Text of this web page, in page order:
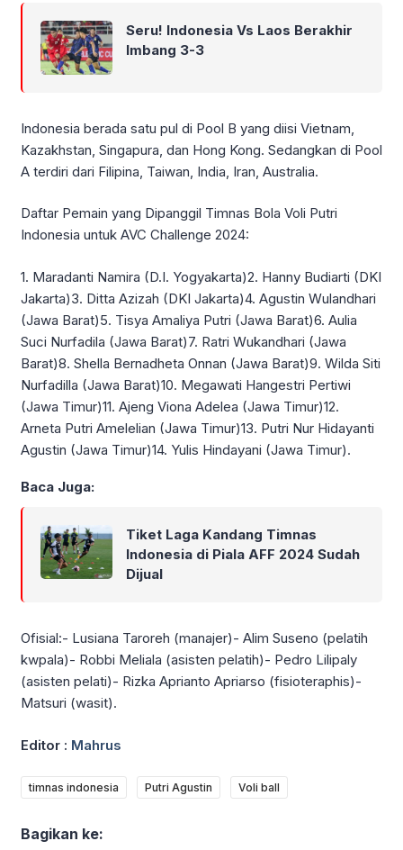
Seru! Indonesia Vs Laos Berakhir
Imbang 3-3
Indonesia berada satu pul di Pool B yang diisi Vietnam,
Kazakhstan, Singapura, dan Hong Kong. Sedangkan di Pool
A terdiri dari Filipina, Taiwan, India, Iran, Australia.
Daftar Pemain yang Dipanggil Timnas Bola Voli Putri
Indonesia untuk AVC Challenge 2024:
1. Maradanti Namira (D.I. Yogyakarta)2. Hanny Budiarti (DKI
Jakarta)3. Ditta Azizah (DKI Jakarta)4. Agustin Wulandhari
(Jawa Barat)5. Tisya Amaliya Putri (Jawa Barat)6. Aulia
Suci Nurfadila (Jawa Barat)7. Ratri Wukandhari (Jawa
Barat)8. Shella Bernadheta Onnan (Jawa Barat)9. Wilda Siti
Nurfadilla (Jawa Barat)10. Megawati Hangestri Pertiwi
(Jawa Timur)11. Ajeng Viona Adelea (Jawa Timur)12.
Arneta Putri Amelelian (Jawa Timur)13. Putri Nur Hidayanti
Agustin (Jawa Timur)14. Yulis Hindayani (Jawa Timur).
Baca Juga:
Tiket Laga Kandang Timnas
Indonesia di Piala AFF 2024 Sudah
Dijual
Ofisial:- Lusiana Taroreh (manajer)- Alim Suseno (pelatih
kwpala)- Robbi Meliala (asisten pelatih)- Pedro Lilipaly
(asisten pelati)- Rizka Aprianto Apriarso (fisioteraphis)-
Matsuri (wasit).
Editor : Mahrus
timnas indonesia Putri Agustin Voli ball
Bagikan ke: